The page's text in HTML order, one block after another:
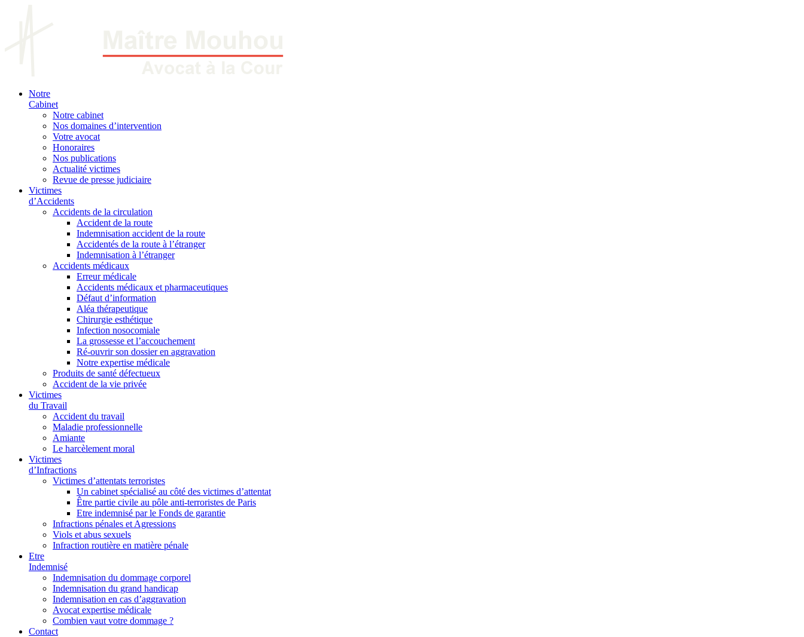
Notre
Cabinet
Notre cabinet
Nos domaines d’intervention
Votre avocat
Honoraires
Nos publications
Actualité victimes
Revue de presse judiciaire
Victimes
d’Accidents
Accidents de la circulation
Accident de la route
Indemnisation accident de la route
Accidentés de la route à l’étranger
Indemnisation à l’étranger
Accidents médicaux
Erreur médicale
Accidents médicaux et pharmaceutiques
Défaut d’information
Aléa thérapeutique
Chirurgie esthétique
Infection nosocomiale
La grossesse et l’accouchement
Ré-ouvrir son dossier en aggravation
Notre expertise médicale
Produits de santé défectueux
Accident de la vie privée
Victimes
du Travail
Accident du travail
Maladie professionnelle
Amiante
Le harcèlement moral
Victimes
d’Infractions
Victimes d’attentats terroristes
Un cabinet spécialisé au côté des victimes d’attentat
Être partie civile au pôle anti-terroristes de Paris
Etre indemnisé par le Fonds de garantie
Infractions pénales et Agressions
Viols et abus sexuels
Infraction routière en matière pénale
Etre
Indemnisé
Indemnisation du dommage corporel
Indemnisation du grand handicap
Indemnisation en cas d’aggravation
Avocat expertise médicale
Combien vaut votre dommage ?
Contact